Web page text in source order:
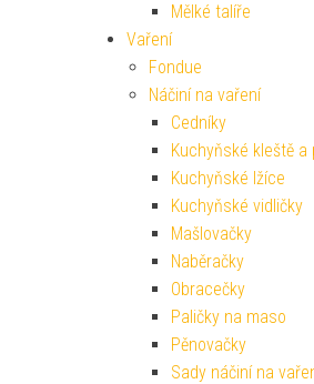
Mělké talíře
Vaření
Fondue
Náčiní na vaření
Cedníky
Kuchyňské kleště a
Kuchyňské lžíce
Kuchyňské vidličky
Mašlovačky
Naběračky
Obracečky
Paličky na maso
Pěnovačky
Sady náčiní na